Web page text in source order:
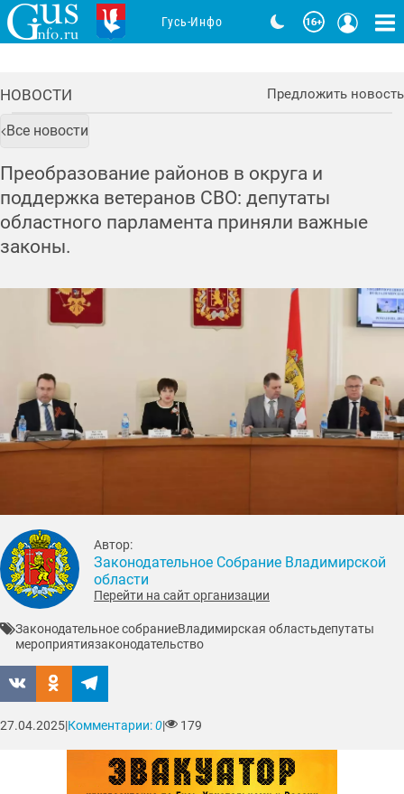
НОВОСТИ Предложить новость
Все новости
Преобразование районов в округа и
поддержка ветеранов СВО: депутаты
областного парламента приняли важные
законы.
Автор:
Законодательное Собрание Владимирской
области
Перейти на сайт организации
Законодательное собраниеВладимирская областьдепутаты
мероприятиязаконодательство
27.04.2025|Комментарии:0| 179
Гусь-Инфо